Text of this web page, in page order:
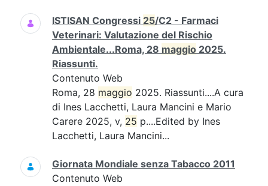
ISTISAN Congressi 25/C2 - Farmaci
Veterinari: Valutazione del Rischio
Ambientale...Roma, 28 maggio 2025.
Riassunti.
Contenuto Web
Roma, 28 maggio 2025. Riassunti....A cura
di Ines Lacchetti, Laura Mancini e Mario
Carere 2025, v, 25 p....Edited by Ines
Lacchetti, Laura Mancini...
Giornata Mondiale senza Tabacco 2011
Contenuto Web